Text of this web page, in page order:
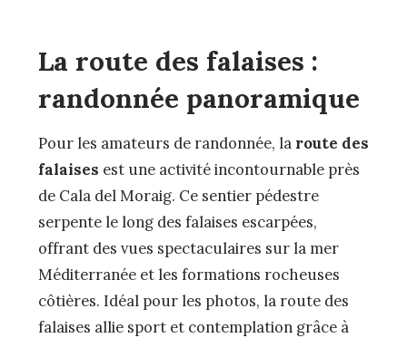
La route des falaises :
randonnée panoramique
Pour les amateurs de randonnée, la route des
falaises est une activité incontournable près
de Cala del Moraig. Ce sentier pédestre
serpente le long des falaises escarpées,
offrant des vues spectaculaires sur la mer
Méditerranée et les formations rocheuses
côtières. Idéal pour les photos, la route des
falaises allie sport et contemplation grâce à